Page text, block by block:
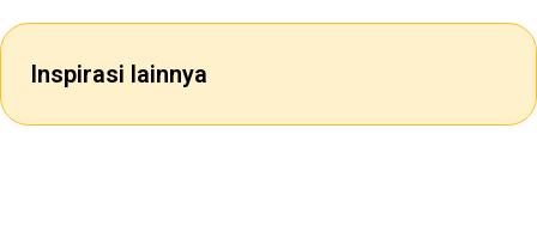
Inspirasi lainnya